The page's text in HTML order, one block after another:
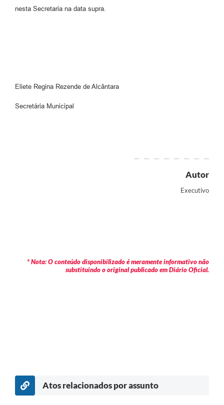
nesta Secretaria na data supra.
Eliete Regina Rezende de Alcântara
Secretária Municipal
Autor
Executivo
* Nota: O conteúdo disponibilizado é meramente informativo não
substituindo o original publicado em Diário Oficial.
Atos relacionados por assunto